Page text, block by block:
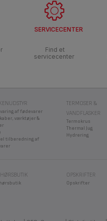
SERVICECENTER
Find et
servicecenter
af fødevarer
værktøjer &
tilberedning af
TERMOSER &
VANDFLASKER
Termokrus
Thermal Jug
Hydrering
OPSKRIFTER
Opskrifter